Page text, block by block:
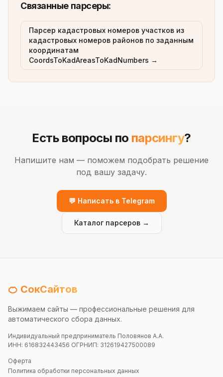
Связанные парсеры:
Парсер кадастровых номеров участков из
кадастровых номеров районов по заданным
координатам
CoordsToKadAreasToKadNumbers →
Есть вопросы по парсингу?
Напишите нам — поможем подобрать решение
под вашу задачу.
💬 Написать в Telegram
Каталог парсеров →
🍊 СокСайтов
Выжимаем сайты — профессиональные решения для
автоматического сбора данных.
Индивидуальный предприниматель Половянов А.А.
ИНН: 616832443456 ОГРНИП: 312619427500089
Оферта
Политика обработки персональных данных